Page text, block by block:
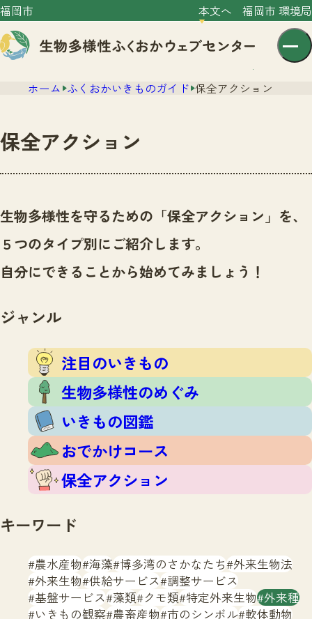
福岡市 本文へ 福岡市 環境局
文字サイズ 小 中 大
センター紹介
センター紹介TOP
サイトポリシー
ニュース
ニュースTOP
市の取組み
いきものガイド
注目のいきもの
いきもの図鑑
おでかけコース
保全アクション
調査レポート
調査レポートTOP
調査結果
ふくおかいきものマップ
マッチング
マッチングTOP
掲載申し込みフォーム
お問合せ
生物多様性ふくおかウェブセンターとは
ホーム ふくおかいきものガイド 保全アクション
保全アクション
生物多様性を守るための「保全アクション」を、
５つのタイプ別にご紹介します。
自分にできることから始めてみましょう！
ジャンル
注目のいきもの
生物多様性のめぐみ
いきもの図鑑
おでかけコース
保全アクション
キーワード
農水産物 海藻 博多湾のさかなたち 外来生物法
外来生物 供給サービス 調整サービス
基盤サービス 藻類 クモ類 特定外来生物 外来種
いきもの観察 農畜産物 市のシンボル 軟体動物